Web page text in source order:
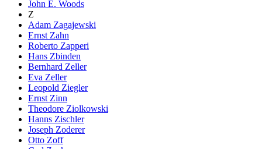
John E. Woods
Z
Adam Zagajewski
Ernst Zahn
Roberto Zapperi
Hans Zbinden
Bernhard Zeller
Eva Zeller
Leopold Ziegler
Ernst Zinn
Theodore Ziolkowski
Hanns Zischler
Joseph Zoderer
Otto Zoff